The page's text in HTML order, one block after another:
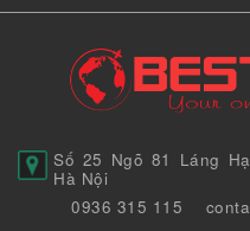
Số 25 Ngõ 81 Láng
Hà Nội
0936 315 115